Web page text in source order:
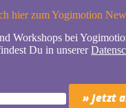
hier zum Yogimotion
Workshops bei
Du in unserer